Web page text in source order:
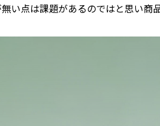
い点は課題があるのではと思い商